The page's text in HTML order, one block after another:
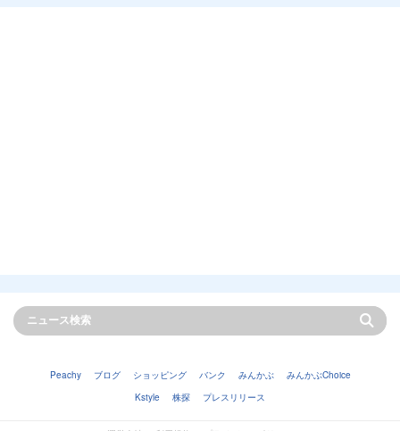
Peachy ブログ ショッピング バンク みんかぶ
みんかぶChoice
Kstyle
株探 プレスリリース